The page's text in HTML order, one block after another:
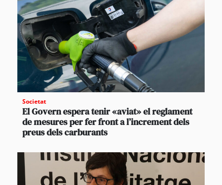
Societat
El Govern espera tenir «aviat» el reglament
de mesures per fer front a l’increment dels
preus dels carburants